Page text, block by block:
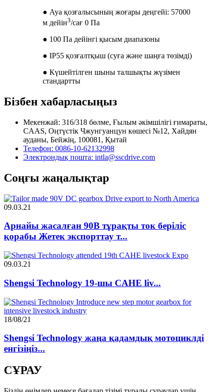
● Ауа қозғалысының жоғары деңгейі: 57000
м дейін3/сағ 0 Па
● 100 Па дейінгі қысым диапазоны
● IP55 қозғалтқыш (суға және шаңға төзімді)
● Күшейтілген шыны талшықты жүзімен
стандартты
Бізбен хабарласыңыз
Мекенжай: 316/318 бөлме, Ғылым әкімшілігі ғимараты,
CAAS, Оңтүстік Чжунгуанцун көшесі №12, Хайдян
ауданы, Бейжің, 100081, Қытай
Телефон: 0086-10-62132998
Электрондық пошта: intla@sscdrive.com
Соңғы жаңалықтар
09.03.21
Арнайы жасалған 90В тұрақты ток беріліс
қорабы Жетек экспорттау т...
09.03.21
Shengsi Technology 19-шы CAHE liv...
18/08/21
Shengsi Technology жаңа қадамдық мотоциклді
енгізіңіз...
СҰРАУ